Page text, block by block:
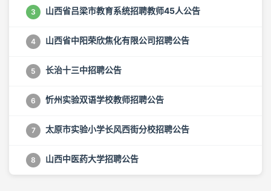
3 山西省吕梁市教育系统招聘教师45人公告
4 山西省中阳荣欣焦化有限公司招聘公告
5 长治十三中招聘公告
6 忻州实验双语学校教师招聘公告
7 太原市实验小学长风西街分校招聘公告
8 山西中医药大学招聘公告